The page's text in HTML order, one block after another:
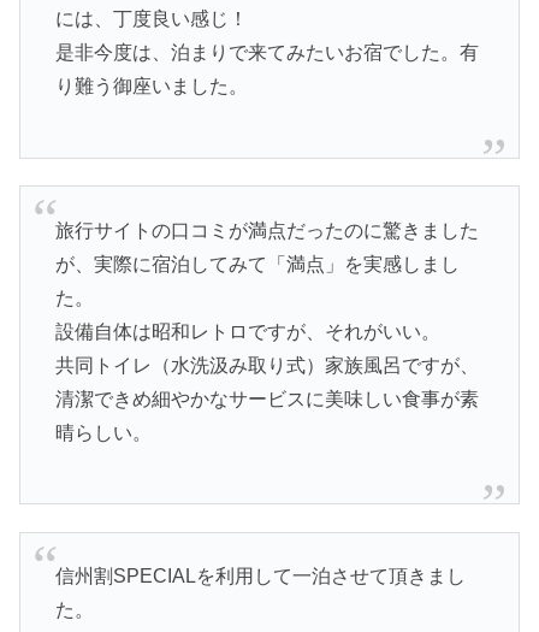
には、丁度良い感じ！
是非今度は、泊まりで来てみたいお宿でした。有
り難う御座いました。
旅行サイトの口コミが満点だったのに驚きました
が、実際に宿泊してみて「満点」を実感しまし
た。
設備自体は昭和レトロですが、それがいい。
共同トイレ（水洗汲み取り式）家族風呂ですが、
清潔できめ細やかなサービスに美味しい食事が素
晴らしい。
信州割SPECIALを利用して一泊させて頂きまし
た。